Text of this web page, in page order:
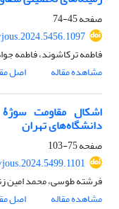
صفحه45-74
فاطمه ترکاشوند، فاطمه
مشاهده مقاله
اصل
اشکال مقاومت سوژۀ
دانشگاه‌های تهران
صفحه75-103
فرشته طوسی، محمد امین
مشاهده مقاله
اصل